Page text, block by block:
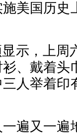
美国历史
示，上周
、戴着头
人举着印
遍又一遍